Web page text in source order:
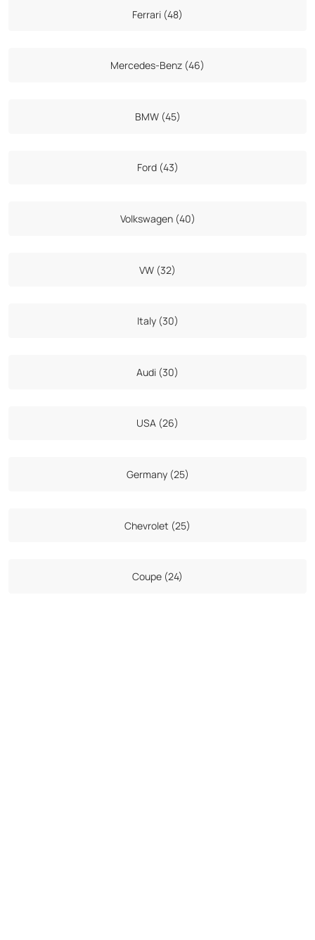
Ferrari (48)
Mercedes-Benz (46)
BMW (45)
Ford (43)
Volkswagen (40)
VW (32)
Italy (30)
Audi (30)
USA (26)
Germany (25)
Chevrolet (25)
Coupe (24)